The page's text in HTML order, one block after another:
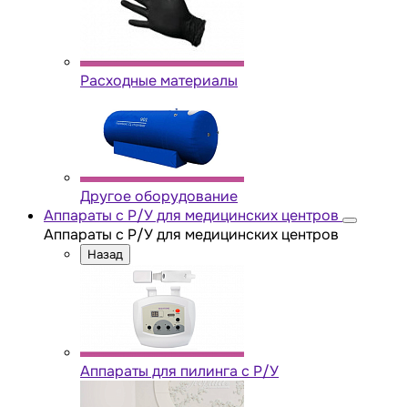
Расходные материалы
Другое оборудование
Аппараты с Р/У для медицинских центров
Аппараты с Р/У для медицинских центров
Назад
Аппараты для пилинга с Р/У